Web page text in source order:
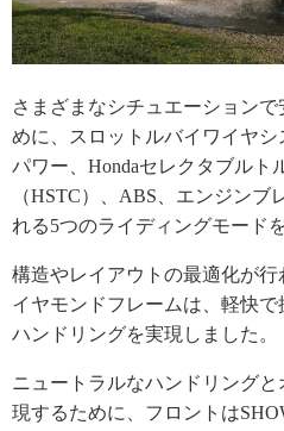
さまざまなシチュエーション
めに、スロットルバイワイヤシ
パワー、Hondaセレクタブルト
（HSTC）、ABS、エンジン
れる5つのライディングモード
構造やレイアウトの最適化が
イヤモンドフレームは、軽快
ハンドリングを実現しました。
ニュートラルなハンドリング
現するために、フロントは